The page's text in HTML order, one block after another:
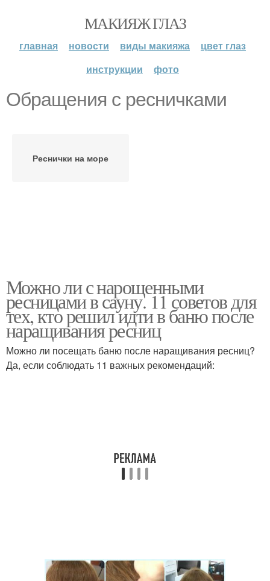
МАКИЯЖ ГЛАЗ
главная новости виды макияжа
цвет глаз
инструкции
фото
Обращения с ресничками
Реснички на море
Можно ли с нарощенными
ресницами в сауну. 11 советов для
тех, кто решил идти в баню после
наращивания ресниц
Можно ли посещать баню после наращивания ресниц?
Да, если соблюдать 11 важных рекомендаций: